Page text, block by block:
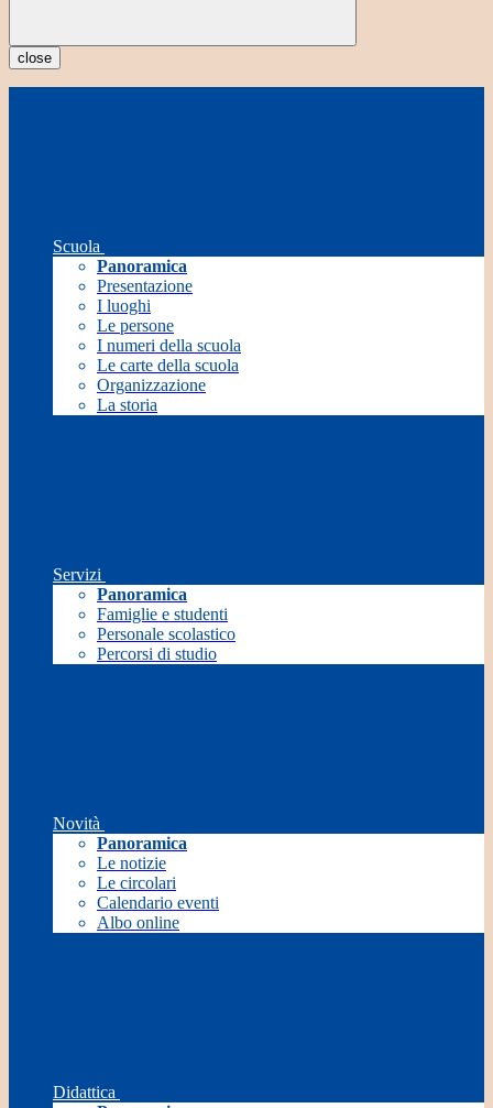
close
Scuola
Panoramica
Presentazione
I luoghi
Le persone
I numeri della scuola
Le carte della scuola
Organizzazione
La storia
Servizi
Panoramica
Famiglie e studenti
Personale scolastico
Percorsi di studio
Novità
Panoramica
Le notizie
Le circolari
Calendario eventi
Albo online
Didattica